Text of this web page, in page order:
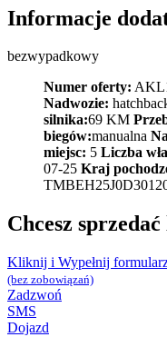
Informacje
bezwypadkowy
Numer oferty:
Nadwozie:
silnika:69 KM
biegów:manualna
miejsc: 5 Liczba
07-25 Kraj
Chcesz
Kliknij i Wypełnij
(bez zobowiązań)
Zadzwoń
SMS
Dojazd